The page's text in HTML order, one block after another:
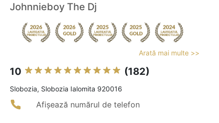
Johnnieboy The Dj
Arată mai multe >>
10 (182)
Slobozia, Slobozia Ialomita 920016
Afișează numărul de telefon